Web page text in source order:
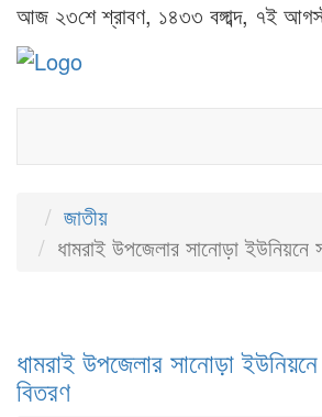
আজ ২৩শে শ্রাবণ, ১৪৩৩ বঙ্গাব্দ, ৭ই
জাতীয়
ধামরাই উপজেলার সানোড়া ইউনিয়নে
ধামরাই উপজেলার সানোড়া
বিতরণ